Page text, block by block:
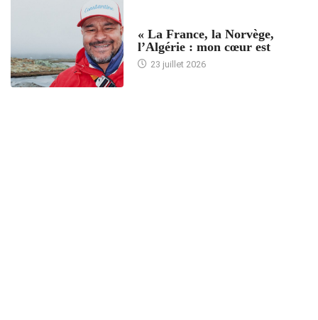
« La France, la Norvège,
l’Algérie : mon cœur est
23 juillet 2026